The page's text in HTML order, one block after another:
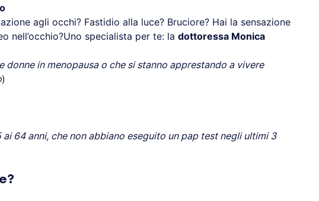
agli occhi? Fastidio alla luce? Bruciore? Hai la sensazione
nell’occhio?Uno specialista per te: la dottoressa Monica
donne in menopausa o che si stanno apprestando a vivere
)
ai 64 anni, che non abbiano eseguito un pap test negli ultimi 3